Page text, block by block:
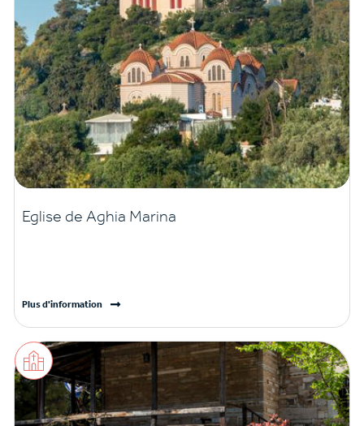
Eglise de Aghia Marina
Plus d'information